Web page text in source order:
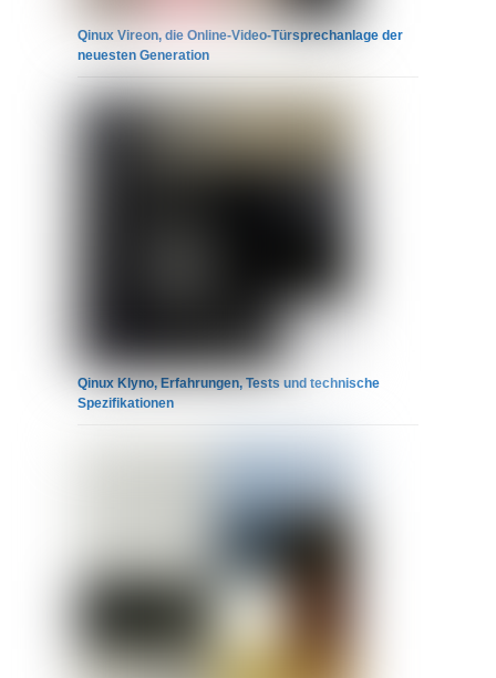
Qinux Vireon, die Online-Video-Türsprechanlage der
neuesten Generation
Qinux Klyno, Erfahrungen, Tests und technische
Spezifikationen